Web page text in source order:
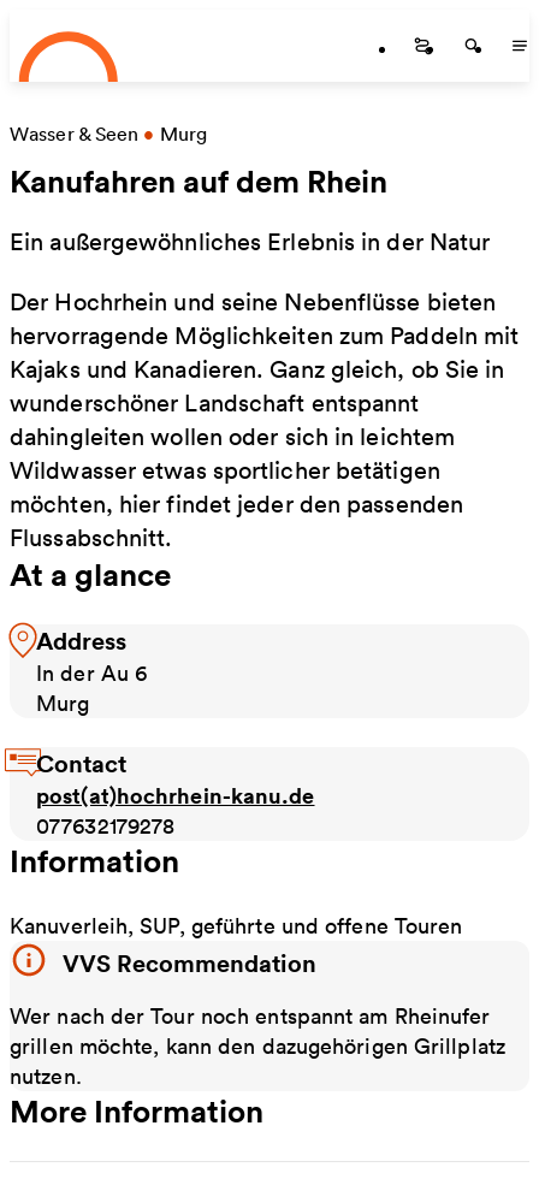
Skip to main content
Startseite
Wasser & Seen • Murg
Kanufahren auf dem Rhein
Ein außergewöhnliches Erlebnis in der Natur
Der Hochrhein und seine Nebenflüsse bieten
hervorragende Möglichkeiten zum Paddeln mit
Kajaks und Kanadieren. Ganz gleich, ob Sie in
wunderschöner Landschaft entspannt
dahingleiten wollen oder sich in leichtem
Wildwasser etwas sportlicher betätigen
möchten, hier findet jeder den passenden
Flussabschnitt.
At a glance
Address
In der Au 6
Murg
Contact
post(at)hochrhein-kanu.de
077632179278
Information
Kanuverleih, SUP, geführte und offene Touren
VVS Recommendation
Wer nach der Tour noch entspannt am Rheinufer
grillen möchte, kann den dazugehörigen Grillplatz
nutzen.
More Information